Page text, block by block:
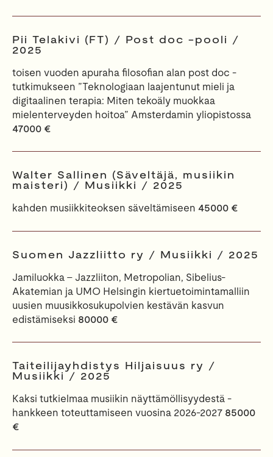
Pii Telakivi (FT) / Post doc -pooli /
2025
toisen vuoden apuraha filosofian alan post doc -
tutkimukseen ”Teknologiaan laajentunut mieli ja
digitaalinen terapia: Miten tekoäly muokkaa
mielenterveyden hoitoa” Amsterdamin yliopistossa
47000 €
Walter Sallinen (Säveltäjä, musiikin
maisteri) / Musiikki / 2025
kahden musiikkiteoksen säveltämiseen 45000 €
Suomen Jazzliitto ry / Musiikki / 2025
Jamiluokka – Jazzliiton, Metropolian, Sibelius-
Akatemian ja UMO Helsingin kiertuetoimintamalliin
uusien muusikkosukupolvien kestävän kasvun
edistämiseksi 80000 €
Taiteilijayhdistys Hiljaisuus ry /
Musiikki / 2025
Kaksi tutkielmaa musiikin näyttämöllisyydestä -
hankkeen toteuttamiseen vuosina 2026-2027 85000
€